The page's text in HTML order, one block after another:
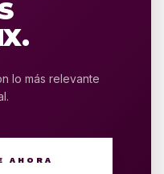
lo más relevante
AHORA